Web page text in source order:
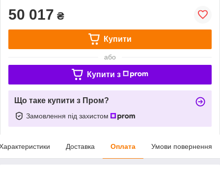
50 017 ₴
Купити
або
Купити з
Що таке купити з Пром?
Замовлення під захистом
Доставка Оплата Умови повернення